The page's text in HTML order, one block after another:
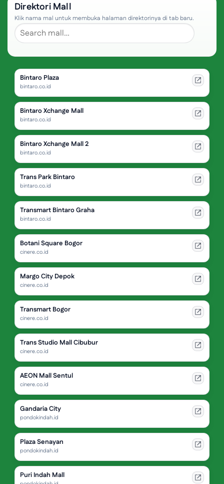
Direktori Mall
Klik nama mal untuk membuka halaman direktorinya di tab baru.
Bintaro Plaza
bintaro.co.id
Bintaro Xchange Mall
bintaro.co.id
Bintaro Xchange Mall 2
bintaro.co.id
Trans Park Bintaro
bintaro.co.id
Transmart Bintaro Graha
bintaro.co.id
Botani Square Bogor
cinere.co.id
Margo City Depok
cinere.co.id
Transmart Bogor
cinere.co.id
Trans Studio Mall Cibubur
cinere.co.id
AEON Mall Sentul
cinere.co.id
Gandaria City
pondokindah.id
Plaza Senayan
pondokindah.id
Puri Indah Mall